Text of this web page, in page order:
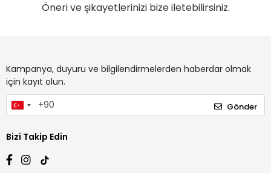
Öneri ve şikayetlerinizi bize iletebilirsiniz.
Kampanya, duyuru ve bilgilendirmelerden haberdar olmak
için kayıt olun.
Gönder
Bizi Takip Edin